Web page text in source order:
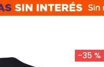
-35 %